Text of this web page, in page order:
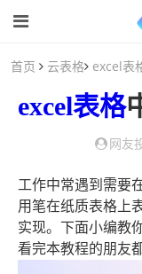
首页 云表格 excel表
excel表格
网友
工作中常遇到需要
用笔在纸质表格上
实现。下面小编教
看完本教程的朋友